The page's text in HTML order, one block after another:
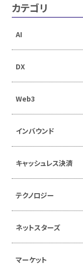
カテゴリ
AI
DX
Web3
インバウンド
キャッシュレス決済
テクノロジー
ネットスターズ
マーケット